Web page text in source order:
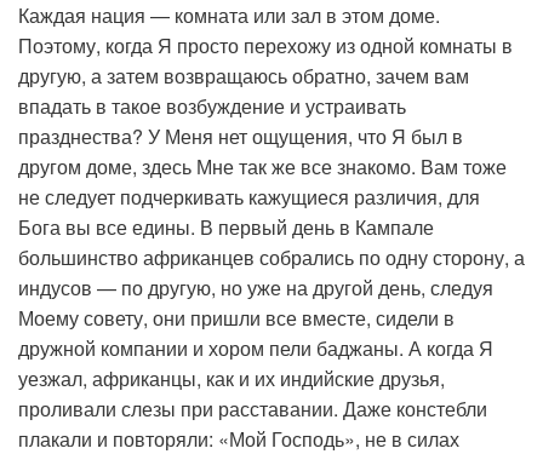
Каждая нация — комната или зал в этом доме.
Поэтому, когда Я просто перехожу из одной комнаты в
другую, а затем возвращаюсь обратно, зачем вам
впадать в такое возбуждение и устраивать
празднества? У Меня нет ощущения, что Я был в
другом доме, здесь Мне так же все знакомо. Вам тоже
не следует подчеркивать кажущиеся различия, для
Бога вы все едины. В первый день в Кампале
большинство африканцев собрались по одну сторону, а
индусов — по другую, но уже на другой день, следуя
Моему совету, они пришли все вместе, сидели в
дружной компании и хором пели баджаны. А когда Я
уезжал, африканцы, как и их индийские друзья,
проливали слезы при расставании. Даже констебли
плакали и повторяли: «Мой Господь», не в силах